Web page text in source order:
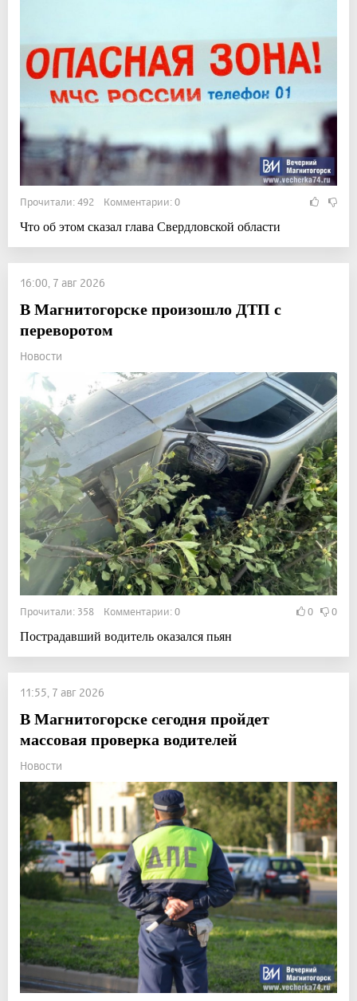
Прочитали: 492 Комментарии: 0
Что об этом сказал глава Свердловской области
16:00, 7 авг 2026
В Магнитогорске произошло ДТП с
переворотом
Новости
Прочитали: 358 Комментарии: 0 0 0
Пострадавший водитель оказался пьян
11:55, 7 авг 2026
В Магнитогорске сегодня пройдет
массовая проверка водителей
Новости